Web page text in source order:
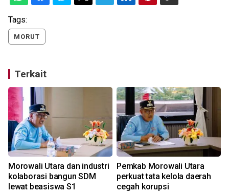
Tags:
MORUT
Terkait
Morowali Utara dan industri
kolaborasi bangun SDM
lewat beasiswa S1
Pemkab Morowali Utara
perkuat tata kelola daerah
cegah korupsi